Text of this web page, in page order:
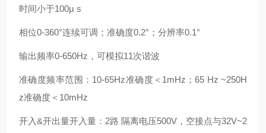
时间小于100µ s
相位0-360°连续可调；准确度0.2°；分辨率0.1°
输出频率0-650Hz，可模拟11次谐波
准确度频率范围：10-65Hz准确度＜1mHz；65 Hz ~250H
z准确度＜10mHz
开入&开出量开入量：2路 隔离电压500V，空接点与32V~2